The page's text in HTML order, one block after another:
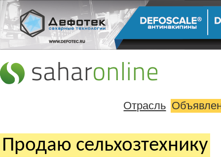
Отрасль
Продаю сельхозтехнику